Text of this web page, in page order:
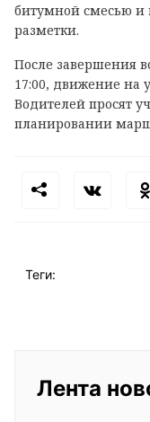
битумной смесью и
разметки.
После завершения
17:00, движение на
Водителей просят
планировании
Теги:
Лента